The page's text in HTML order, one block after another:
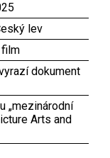
lev
film
dokument
„mezinárodní
Arts and